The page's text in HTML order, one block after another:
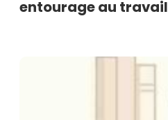
entourage au travail